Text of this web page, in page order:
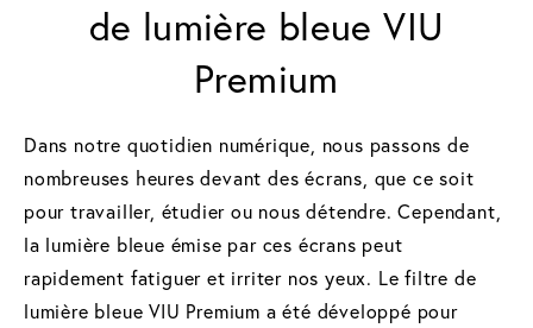
de lumière bleue VIU
Premium
Dans notre quotidien numérique, nous passons de
nombreuses heures devant des écrans, que ce soit
pour travailler, étudier ou nous détendre. Cependant,
la lumière bleue émise par ces écrans peut
rapidement fatiguer et irriter nos yeux. Le filtre de
lumière bleue VIU Premium a été développé pour